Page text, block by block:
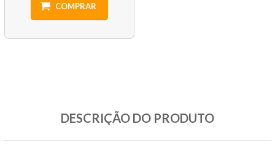
COMPRAR
DESCRIÇÃO DO PRODUTO